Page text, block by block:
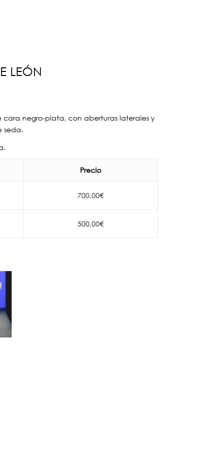
LEÓN
negro-plata, con aberturas laterales y
seda.
Precio
700,00€
500,00€